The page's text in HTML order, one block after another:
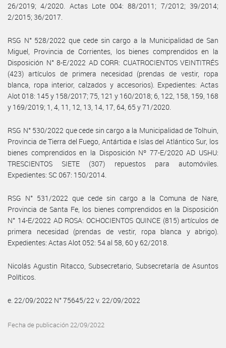
26/2019; 4/2020. Actas Lote 004: 88/2011; 7/2012; 39/2014;
2/2015; 36/2017.
RSG N° 528/2022 que cede sin cargo a la Municipalidad de San
Miguel, Provincia de Corrientes, los bienes comprendidos en la
Disposición N° 8-E/2022 AD CORR: CUATROCIENTOS VEINTITRÉS
(423) artículos de primera necesidad (prendas de vestir, ropa
blanca, ropa interior, calzados y accesorios). Expedientes: Actas
Alot 018: 145 y 158/2017; 75, 121 y 160/2018; 6, 122, 158, 159, 168
y 169/2019; 1, 4, 11, 12, 13, 14, 17, 64, 65 y 71/2020.
RSG N° 530/2022 que cede sin cargo a la Municipalidad de Tolhuin,
Provincia de Tierra del Fuego, Antártida e Islas del Atlántico Sur, los
bienes comprendidos en la Disposición Nº 77-E/2020 AD USHU:
TRESCIENTOS SIETE (307) repuestos para automóviles.
Expedientes: SC 067: 150/2014.
RSG N° 531/2022 que cede sin cargo a la Comuna de Nare,
Provincia de Santa Fe, los bienes comprendidos en la Disposición
N° 14-E/2022 AD ROSA: OCHOCIENTOS QUINCE (815) artículos de
primera necesidad (prendas de vestir, ropa blanca y abrigo).
Expedientes: Actas Alot 052: 54 al 58, 60 y 62/2018.
Nicolás Agustin Ritacco, Subsecretario, Subsecretaría de Asuntos
Políticos.
e. 22/09/2022 N° 75645/22 v. 22/09/2022
Fecha de publicación 22/09/2022